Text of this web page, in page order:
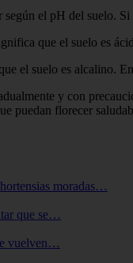
el pH del suelo.
que el suelo es
el suelo es alcalino.
y con
puedan florecer
moradas…
que se…
vuelven…